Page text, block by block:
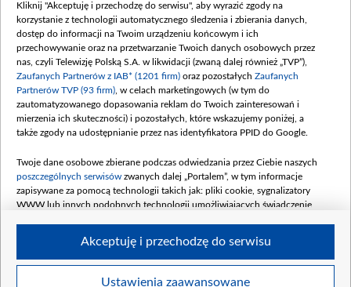
Procedura zgłoszeń wewnętrznych
Kliknij "Akceptuję i przechodzę do serwisu", aby wyrazić zgody na
korzystanie z technologii automatycznego śledzenia i zbierania danych,
dostęp do informacji na Twoim urządzeniu końcowym i ich
przechowywanie oraz na przetwarzanie Twoich danych osobowych przez
nas, czyli Telewizję Polską S.A. w likwidacji (zwaną dalej również „TVP”),
Zaufanych Partnerów z IAB* (1201 firm) oraz pozostałych Zaufanych
Partnerów TVP (93 firm) , w celach marketingowych (w tym do
zautomatyzowanego dopasowania reklam do Twoich zainteresowań i
mierzenia ich skuteczności) i pozostałych, które wskazujemy poniżej, a
także zgody na udostępnianie przez nas identyfikatora PPID do Google.
Twoje dane osobowe zbierane podczas odwiedzania przez Ciebie naszych
poszczególnych serwisów zwanych dalej „Portalem”, w tym informacje
zapisywane za pomocą technologii takich jak: pliki cookie, sygnalizatory
WWW lub innych podobnych technologii umożliwiających świadczenie
Twoje dane osobowe zbierane podczas odwiedzania przez Ciebie
Ustawienia zaawansowane
Akceptuję i przechodzę do serwisu